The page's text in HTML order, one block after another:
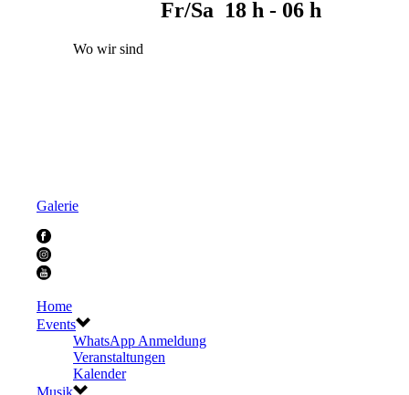
Fr/Sa 18 h - 06 h
Wo wir sind
Galerie
Home
Events
WhatsApp Anmeldung
Veranstaltungen
Kalender
Musik